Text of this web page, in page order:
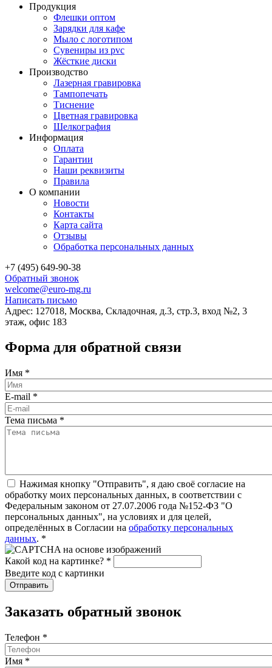
Продукция
Флешки оптом
Зарядки для кафе
Мыло с логотипом
Сувениры из pvc
Жёсткие диски
Производство
Лазерная гравировка
Тампопечать
Тиснение
Цветная гравировка
Шелкография
Информация
Оплата
Гарантии
Наши реквизиты
Правила
О компании
Новости
Контакты
Карта сайта
Отзывы
Обработка персональных данных
+7 (495) 649-90-38
Обратный звонок
welcome@euro-mg.ru
Написать письмо
Адрес: 127018, Москва, Складочная, д.3, стр.3, вход №2, 3
этаж, офис 183
Форма для обратной связи
Имя *
E-mail *
Тема письма *
Нажимая кнопку "Отправить", я даю своё согласие на
обработку моих персональных данных, в соответствии с
Федеральным законом от 27.07.2006 года №152-ФЗ "О
персональных данных", на условиях и для целей,
определённых в Согласии на обработку персональных
данных. *
Какой код на картинке? *
Введите код с картинки
Заказать обратный звонок
Телефон *
Имя *